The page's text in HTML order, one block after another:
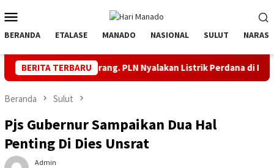
ke
kontenMobile
BERANDA ETALASE MANADO NASIONAL SULUT NARASI
BERITA TERBARU
Terang. PLN Nyalakan Listrik Perdana di Pulau Dudepo,
Beranda Sulut
Pjs Gubernur Sampaikan Dua Hal
Penting Di Dies Unsrat
Admin